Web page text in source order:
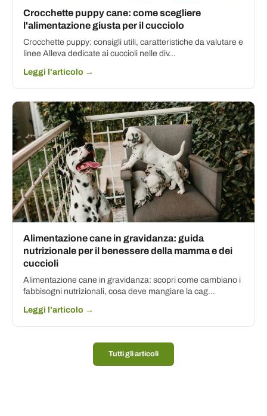
Crocchette puppy cane: come scegliere
l'alimentazione giusta per il cucciolo
Crocchette puppy: consigli utili, caratteristiche da valutare e
linee Alleva dedicate ai cuccioli nelle div...
Leggi l'articolo →
Alimentazione cane in gravidanza: guida
nutrizionale per il benessere della mamma e dei
cuccioli
Alimentazione cane in gravidanza: scopri come cambiano i
fabbisogni nutrizionali, cosa deve mangiare la cag...
Leggi l'articolo →
Tutti gli articoli